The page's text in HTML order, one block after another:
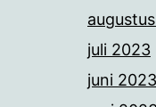
juli 2023
juni 2023